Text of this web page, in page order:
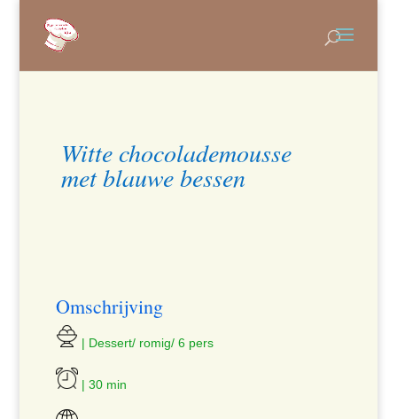
Witte chocolademousse
met blauwe bessen
Omschrijving
| Dessert/ romig/ 6 pers
| 30 min